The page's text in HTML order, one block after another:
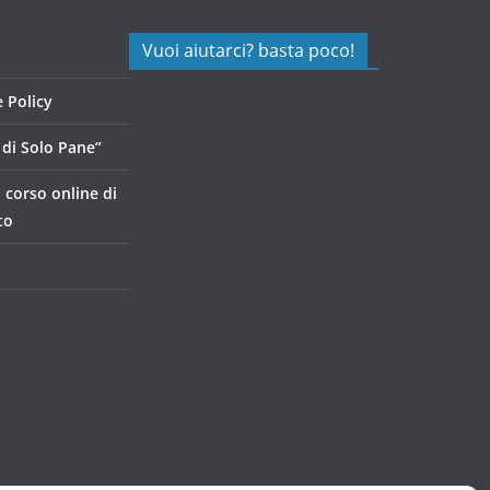
Policy
Solo Pane”
corso online di
Vuoi aiutarci? basta poco!